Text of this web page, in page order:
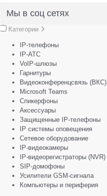
Мы в соц сетях
Категории
IP-телефоны
IP-АТС
VoIP-шлюзы
Гарнитуры
Видеоконференцсвязь (ВКС)
Microsoft Teams
Спикерфоны
Аксессуары
Защищенные IP-телефоны
IP системы оповещения
Сетевое оборудование
IP-видеокамеры
IP-видеорегистраторы (NVR)
SIP-домофоны
Усилители GSM-сигнала
Компьютеры и периферия